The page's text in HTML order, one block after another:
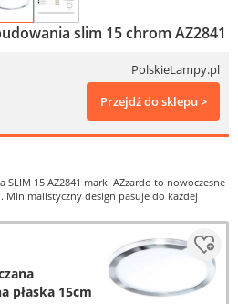
slim 15 chrom AZ2841
PolskieLampy.pl
Przejdź do sklepu >
15 AZ2841 marki AZzardo to nowoczesne
Minimalistyczny design pasuje do każdej
płaska 15cm